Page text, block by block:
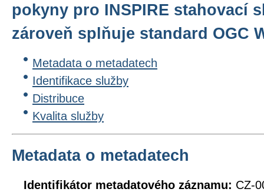
pokyny pro INSPIRE stahovací
zároveň splňuje standard OGC
Metadata o metadatech
Identifikace služby
Distribuce
Kvalita služby
Metadata o metadatech
Identifikátor metadatového záznamu: CZ-